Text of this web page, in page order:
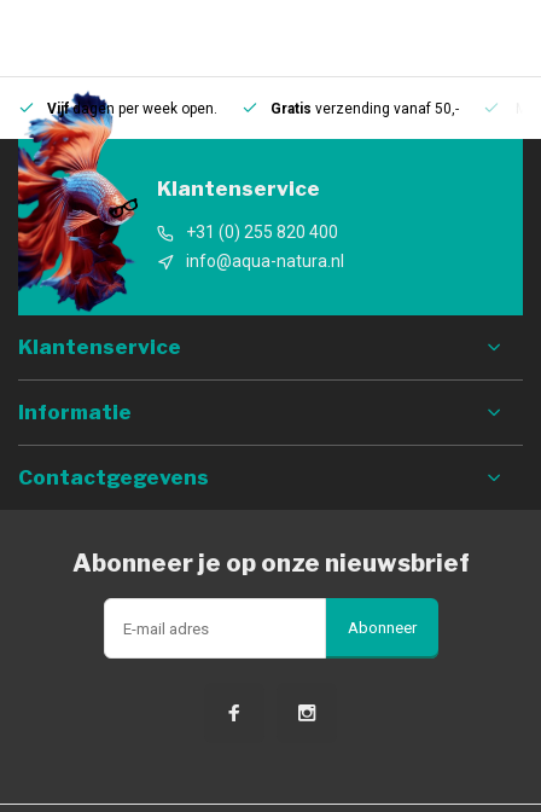
Vijfdagen per week open. Gratis verzending vanaf 50,-
Klantenservice
+31 (0) 255 820 400
info@aqua-natura.nl
Klantenservice
Informatie
Contactgegevens
Abonneer je op onze nieuwsbrief
Abonneer